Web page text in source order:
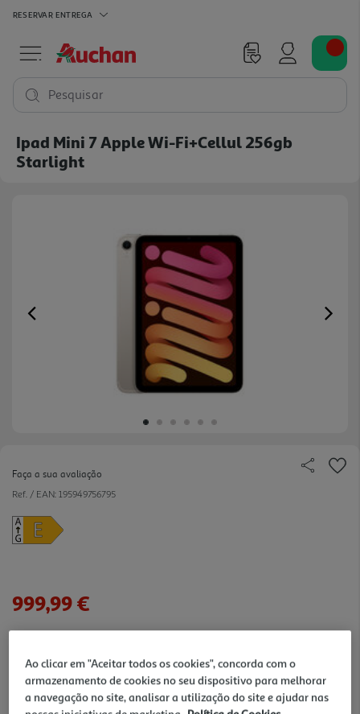
RESERVAR ENTREGA
Pesquisar
Ipad Mini 7 Apple Wi-Fi+cellul 256gb
Starlight
Previous
Faça a sua avaliação
Ref. / EAN: 195949756795
999,99 €
Entrega estimada entre21/08/2026 e 24/08/2026
Ao clicar em "Aceitar todos os cookies", concorda com o
armazenamento de cookies no seu dispositivo para melhorar
a navegação no site, analisar a utilização do site e ajudar nas